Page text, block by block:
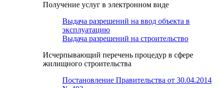
Получение услуг в электронном виде
Выдача разрешений на ввод объекта в
эксплуатацию
Выдача разрешений на строительство
Исчерпывающий перечень процедур в сфере
жилищного строительства
Постановление Правительства от 30.04.2014